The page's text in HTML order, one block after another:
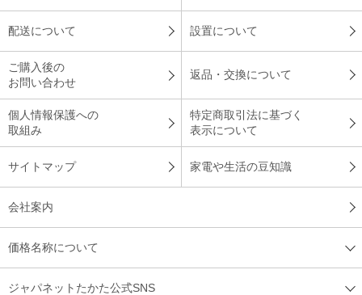
配送について 設置について
ご購入後の
お問い合わせ
返品・交換について
個人情報保護への
取組み
特定商取引法に基づく
表示について
サイトマップ 家電や生活の豆知識
会社案内
価格名称について
ジャパネットたかた公式SNS